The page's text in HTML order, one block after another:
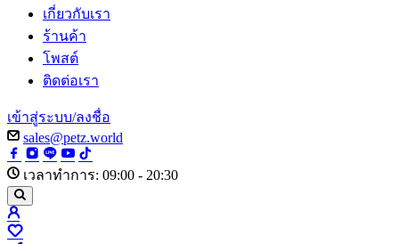
เกี่ยวกับเรา
ร้านค้า
โพสต์
ติดต่อเรา
เข้าสู่ระบบ/ลงชื่อ
sales@petz.world
เวลาทำการ: 09:00 - 20:30